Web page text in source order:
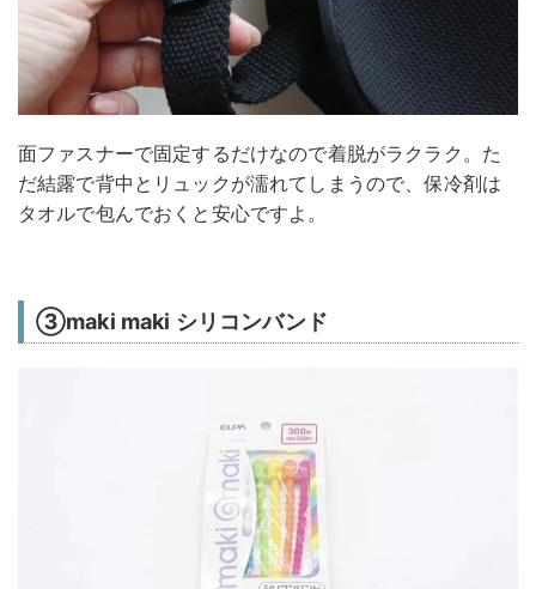
面ファスナーで固定するだけなので着脱がラクラク。た
だ結露で背中とリュックが濡れてしまうので、保冷剤は
タオルで包んでおくと安心ですよ。
③maki maki シリコンバンド